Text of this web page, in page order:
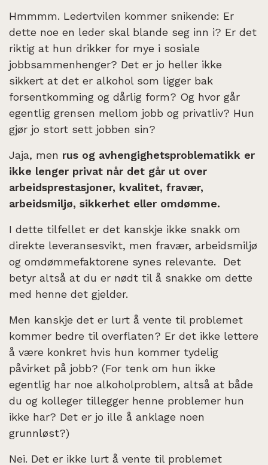
Hmmmm. Ledertvilen kommer snikende: Er
dette noe en leder skal blande seg inn i? Er det
riktig at hun drikker for mye i sosiale
jobbsammenhenger? Det er jo heller ikke
sikkert at det er alkohol som ligger bak
forsentkomming og dårlig form? Og hvor går
egentlig grensen mellom jobb og privatliv? Hun
gjør jo stort sett jobben sin?
Jaja, men rus og avhengighetsproblematikk er
ikke lenger privat når det går ut over
arbeidsprestasjoner, kvalitet, fravær,
arbeidsmiljø, sikkerhet eller omdømme.
I dette tilfellet er det kanskje ikke snakk om
direkte leveransesvikt, men fravær, arbeidsmiljø
og omdømmefaktorene synes relevante. Det
betyr altså at du er nødt til å snakke om dette
med henne det gjelder.
Men kanskje det er lurt å vente til problemet
kommer bedre til overflaten? Er det ikke lettere
å være konkret hvis hun kommer tydelig
påvirket på jobb? (For tenk om hun ikke
egentlig har noe alkoholproblem, altså at både
du og kolleger tillegger henne problemer hun
ikke har? Det er jo ille å anklage noen
grunnløst?)
Nei. Det er ikke lurt å vente til problemet